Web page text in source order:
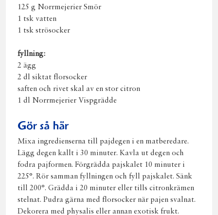
125 g Norrmejerier Smör
1 tsk vatten
1 tsk strösocker
fyllning:
2 ägg
2 dl siktat florsocker
saften och rivet skal av en stor citron
1 dl Norrmejerier Vispgrädde
Gör så här
Mixa ingredienserna till pajdegen i en matberedare.
Lägg degen kallt i 30 minuter. Kavla ut degen och
fodra pajformen. Förgrädda pajskalet 10 minuter i
225°. Rör samman fyllningen och fyll pajskalet. Sänk
till 200°. Grädda i 20 minuter eller tills citronkrämen
stelnat. Pudra gärna med florsocker när pajen svalnat.
Dekorera med physalis eller annan exotisk frukt.